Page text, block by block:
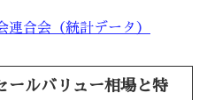
連合会（統計データ）
ールバリュー相場と特